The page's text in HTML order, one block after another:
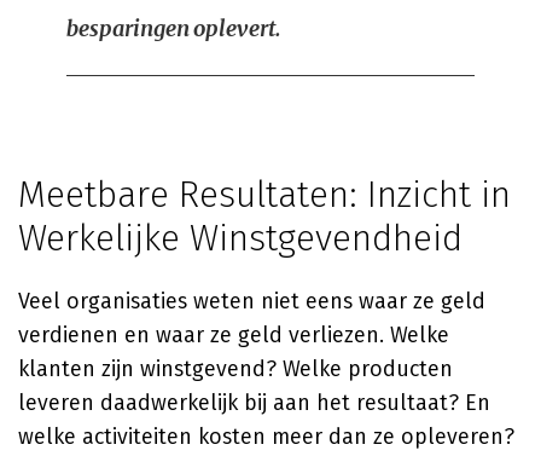
besparingen oplevert.
Meetbare Resultaten: Inzicht in
Werkelijke Winstgevendheid
Veel organisaties weten niet eens waar ze geld
verdienen en waar ze geld verliezen. Welke
klanten zijn winstgevend? Welke producten
leveren daadwerkelijk bij aan het resultaat? En
welke activiteiten kosten meer dan ze opleveren?